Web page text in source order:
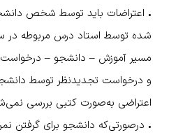
• اعتراضات باید توسط شخص
شده توسط استاد درس مربوطه در
مسیر آموزش – دانشجو –
و درخواست تجدیدنظر توسط
اعتراضی به‌صورت کتبی بررسی
• درصورتی‌که دانشجو برای گرفتن